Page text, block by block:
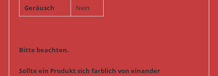
Geräusch
Nein
Bitte beachten.
Sollte ein Produkt sich farblich von einander